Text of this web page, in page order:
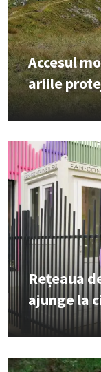
Accesul
ariile
Rețeaua
ajunge la